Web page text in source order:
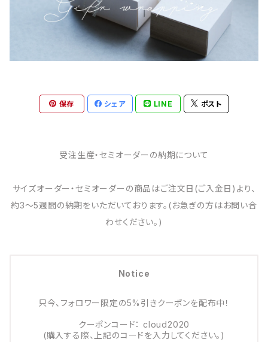
保存 シェア LINE ポスト
受注生産・セミオーダーの納期について
サイズオーダー・セミオーダーの商品はご注文日(ご入金日)より、
約3～5週間の納期をいただいております。(お急ぎの方はお問い合
わせください。)
Notice
只今、フォロワー限定の5%引きクーポンを配布中！
クーポンコード： cloud2020
(購入する際、上記のコードを入力してください。)